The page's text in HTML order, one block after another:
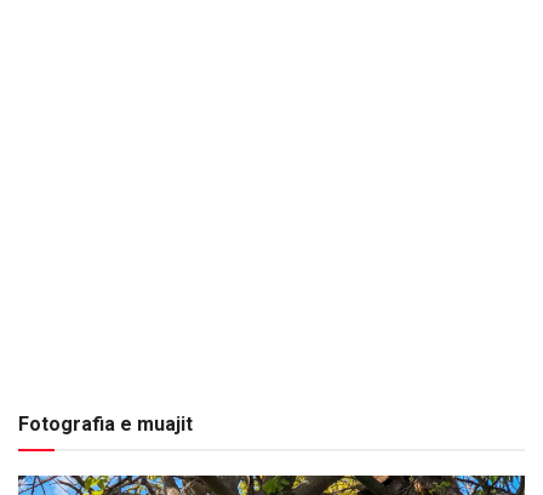
Fotografia e muajit